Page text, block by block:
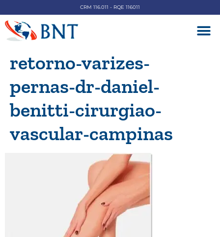
CRM 116.011 - RQE 116011
retorno-varizes-
pernas-dr-daniel-
benitti-cirurgiao-
vascular-campinas